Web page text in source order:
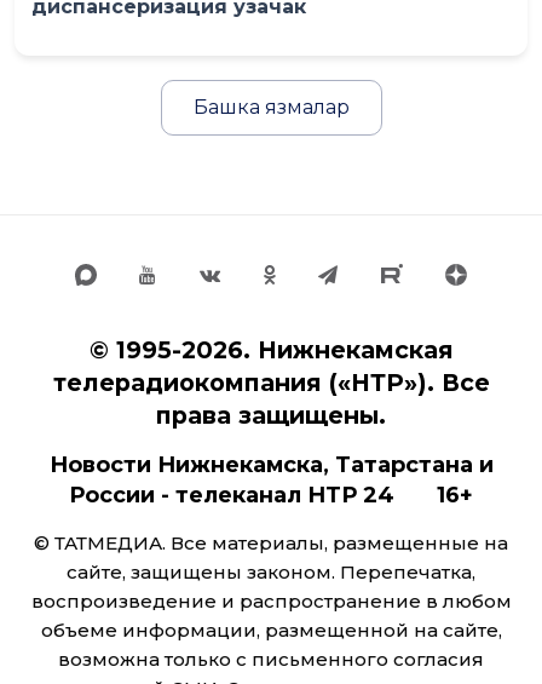
диспансеризация узачак
Башка язмалар
© 1995-2026. Нижнекамская
телерадиокомпания («НТР»). Все
права защищены.
Новости Нижнекамска, Татарстана и
России - телеканал НТР 24 16+
© ТАТМЕДИА. Все материалы, размещенные на
сайте, защищены законом. Перепечатка,
воспроизведение и распространение в любом
объеме информации, размещенной на сайте,
возможна только с письменного согласия